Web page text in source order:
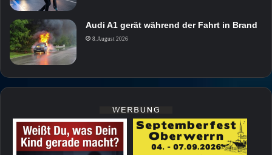
Audi A1 gerät während der Fahrt in Brand
8. August 2026